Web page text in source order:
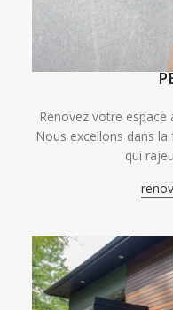
Rénovez votre
Nous excellons dans
qui